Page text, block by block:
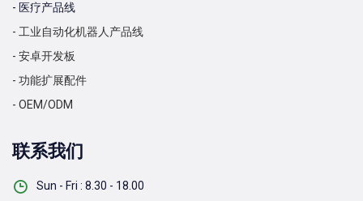
- 医疗产品线
- 工业自动化机器人产品线
- 安卓开发板
- 功能扩展配件
- OEM/ODM
联系我们
Sun - Fri : 8.30 - 18.00